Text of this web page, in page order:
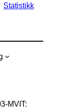
Statistikk
MVIT: